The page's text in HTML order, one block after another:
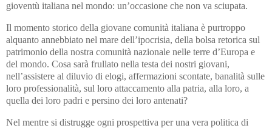
gioventù italiana nel mondo: un’occasione che non va sciupata.
Il momento storico della giovane comunità italiana è purtroppo
alquanto annebbiato nel mare dell’ipocrisia, della bolsa retorica sul
patrimonio della nostra comunità nazionale nelle terre d’Europa e
del mondo. Cosa sarà frullato nella testa dei nostri giovani,
nell’assistere al diluvio di elogi, affermazioni scontate, banalità sulle
loro professionalità, sul loro attaccamento alla patria, alla loro, a
quella dei loro padri e persino dei loro antenati?
Nel mentre si distrugge ogni prospettiva per una vera politica di